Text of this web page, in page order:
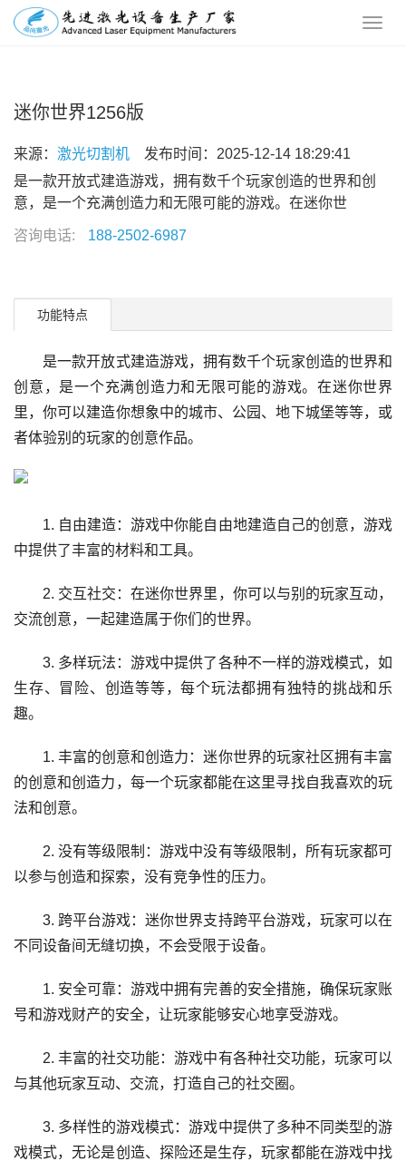
迷你世界1256版
来源： 激光切割机 发布时间：2025-12-14 18:29:41
是一款开放式建造游戏，拥有数千个玩家创造的世界和创
意，是一个充满创造力和无限可能的游戏。在迷你世
咨询电话: 188-2502-6987
功能特点
是一款开放式建造游戏，拥有数千个玩家创造的世界和
创意，是一个充满创造力和无限可能的游戏。在迷你世界
里，你可以建造你想象中的城市、公园、地下城堡等等，或
者体验别的玩家的创意作品。
1. 自由建造：游戏中你能自由地建造自己的创意，游戏
中提供了丰富的材料和工具。
2. 交互社交：在迷你世界里，你可以与别的玩家互动，
交流创意，一起建造属于你们的世界。
3. 多样玩法：游戏中提供了各种不一样的游戏模式，如
生存、冒险、创造等等，每个玩法都拥有独特的挑战和乐
趣。
1. 丰富的创意和创造力：迷你世界的玩家社区拥有丰富
的创意和创造力，每一个玩家都能在这里寻找自我喜欢的玩
法和创意。
2. 没有等级限制：游戏中没有等级限制，所有玩家都可
以参与创造和探索，没有竞争性的压力。
3. 跨平台游戏：迷你世界支持跨平台游戏，玩家可以在
不同设备间无缝切换，不会受限于设备。
1. 安全可靠：游戏中拥有完善的安全措施，确保玩家账
号和游戏财产的安全，让玩家能够安心地享受游戏。
2. 丰富的社交功能：游戏中有各种社交功能，玩家可以
与其他玩家互动、交流，打造自己的社交圈。
3. 多样性的游戏模式：游戏中提供了多种不同类型的游
戏模式，无论是创造、探险还是生存，玩家都能在游戏中找